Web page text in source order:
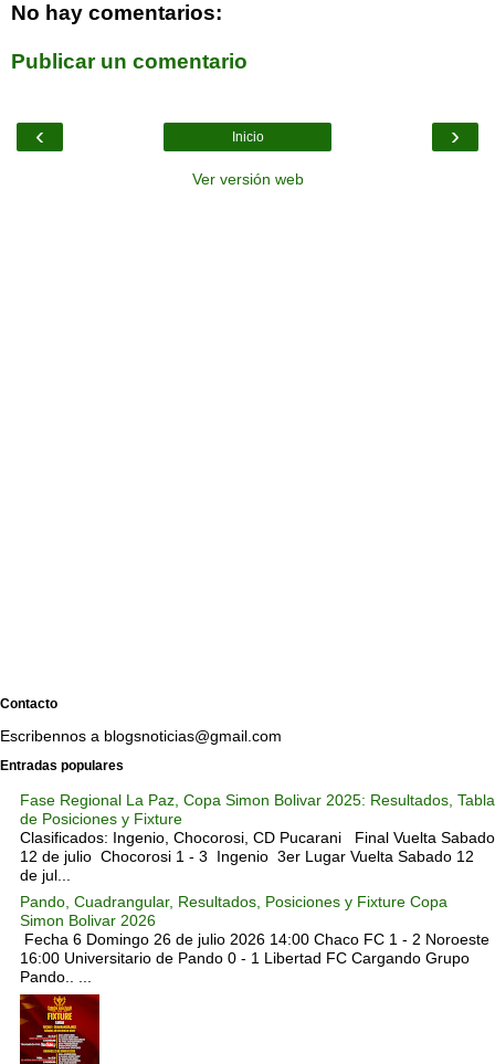
No hay comentarios:
Publicar un comentario
‹ ›
Inicio
Ver versión web
Contacto
Escribennos a blogsnoticias@gmail.com
Entradas populares
Fase Regional La Paz, Copa Simon Bolivar 2025: Resultados, Tabla
de Posiciones y Fixture
Clasificados: Ingenio, Chocorosi, CD Pucarani Final Vuelta Sabado
12 de julio Chocorosi 1 - 3 Ingenio 3er Lugar Vuelta Sabado 12
de jul...
Pando, Cuadrangular, Resultados, Posiciones y Fixture Copa
Simon Bolivar 2026
Fecha 6 Domingo 26 de julio 2026 14:00 Chaco FC 1 - 2 Noroeste
16:00 Universitario de Pando 0 - 1 Libertad FC Cargando Grupo
Pando.. ...